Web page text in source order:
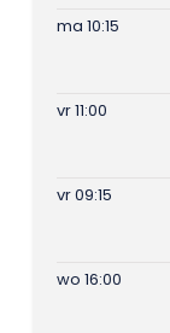
ma 10:15
vr 11:00
vr 09:15
wo 16:00